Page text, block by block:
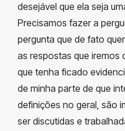
desejável que ela seja
Precisamos fazer a
pergunta que de fato
as respostas que iremos
que tenha ficado
de minha parte de que
definições no geral, são
ser discutidas e